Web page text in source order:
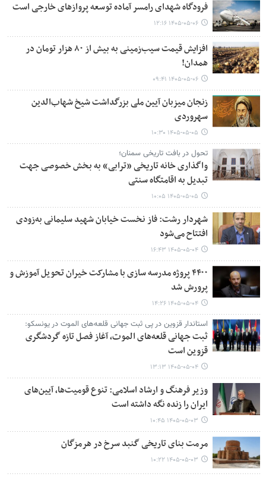
فرودگاه شهدای رامسر آماده توسعه پروازهای خارجی است
۱۴۰۵-۰۵-۰۶ ۱۲:۱۶
افزایش قیمت سیب‌زمینی به بیش از ۸۰ هزار تومان در
همدان!
۱۴۰۵-۰۵-۰۶ ۰۹:۴۱
زنجان میزبان آیین ملی بزرگداشت شیخ شهاب‌الدین
سهروردی
۱۴۰۵-۰۵-۰۵ ۱۰:۳۰
تحول در بافت تاریخی سمنان؛
واگذاری خانه تاریخی «ترابی» به بخش خصوصی جهت
تبدیل به اقامتگاه سنتی
۱۴۰۵-۰۵-۰۵ ۱۰:۰۵
شهردار رشت: فاز نخست خیابان شهید سلیمانی به‌زودی
افتتاح می‌شود
۱۴۰۵-۰۵-۰۴ ۱۶:۴۳
۴۴۰۰ پروژه مدرسه سازی با مشارکت خیران تحویل آموزش و
پرورش شد
۱۴۰۵-۰۵-۰۴ ۱۴:۲۶
استاندار قزوین در پی ثبت جهانی قلعه‌های الموت در یونسکو:
ثبت جهانی قلعه‌های الموت، آغاز فصل تازه گردشگری
قزوین است
۱۴۰۵-۰۵-۰۴ ۱۳:۱۳
وزیر فرهنگ و ارشاد اسلامی: تنوع قومیت‌ها، آیین‌های
ایران را زنده نگه داشته است
۱۴۰۵-۰۵-۰۳ ۱۰:۴۵
مرمت بنای تاریخی گنبد سرخ در هرمزگان
۱۴۰۵-۰۵-۰۳ ۱۰:۲۲